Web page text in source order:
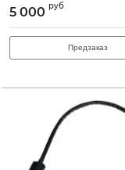
5 000 руб
Предзаказ